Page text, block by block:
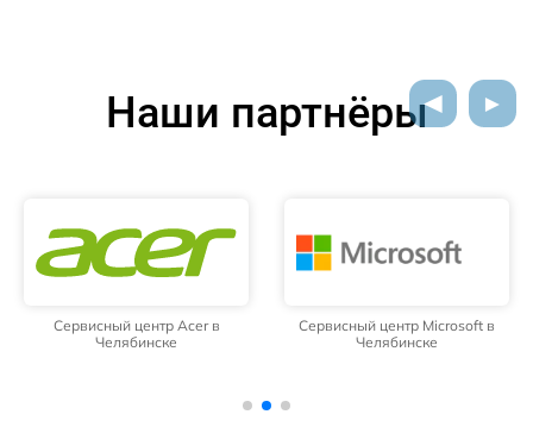
Наши партнёры
Сервисный центр Acer в
Челябинске
Сервисный центр Microsoft в
Челябинске